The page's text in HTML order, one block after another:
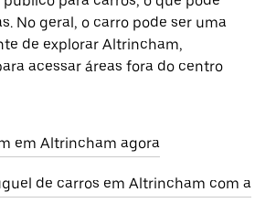
No geral, o carro pode ser uma
de explorar Altrincham,
acessar áreas fora do centro
em Altrincham agora
de carros em Altrincham com a